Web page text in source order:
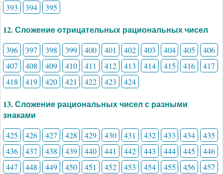
393
394 395
12. Сложение отрицательных рациональных чисел
396 397 398 399 400 401 402 403 404 405
406
407
408 409 410 411 412 413 414 415 416
417
418
419 420 421 422 423 424
13. Сложение рациональных чисел с разными
знаками
425 426 427 428 429 430 431 432 433 434
435
436
437 438 439 440 441 442 443 444 445
446
447
448 449 450 451 452 453 454 455 456
457